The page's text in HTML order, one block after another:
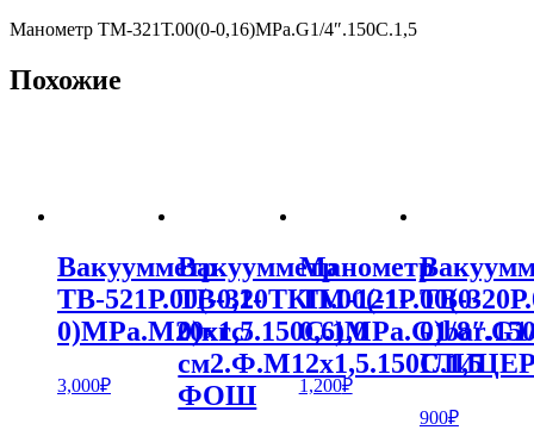
Манометр ТМ-321Т.00(0-0,16)MPa.G1/4″.150С.1,5
Похожие
Вакуумметр
ТВ-521Р.00(-0,1-
0)MPa.М20х1,5.150С.1,0
3,000₽
Вакуумметр
ТВ-320ТКП.00(-1-
0)кгс/
см2.Ф.М12х1,5.150С.1,5
ФОШ
Манометр
ТМ-121Р.00(0-
0,6)MPa.G1/
1,200₽
ТВ-
900₽